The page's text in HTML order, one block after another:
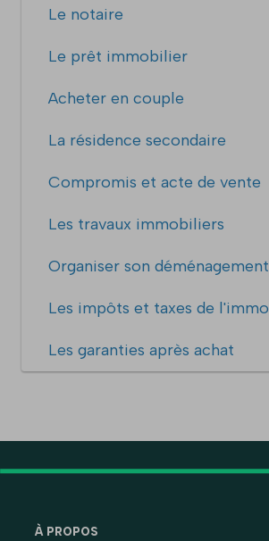
Le notaire
Le prêt immobilier
Acheter en couple
La résidence secondaire
Compromis et acte de vente
Les travaux immobiliers
Organiser son déménagement
Les impôts et taxes de
Les garanties après achat
À PROPOS